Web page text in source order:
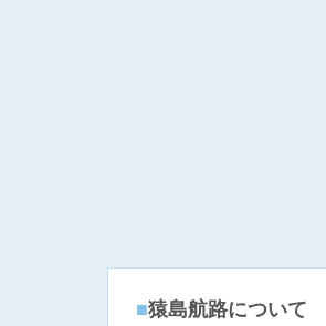
猿島航路について